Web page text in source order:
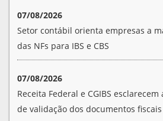
07/08/2026
Setor contábil orienta empresas a
das NFs para IBS e CBS
07/08/2026
Receita Federal e CGIBS
de validação dos documentos